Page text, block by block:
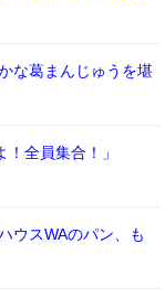
な葛まんじゅうを堪
全員集合！」
ウスWAのパン、も